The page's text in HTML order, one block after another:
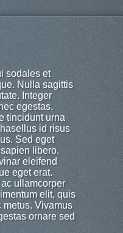
sodales et
Nulla sagittis
Integer
egestas.
tincidunt urna
id risus
Sed eget
libero.
eleifend
eget erat.
ullamcorper
elit, quis
Vivamus
ornare sed